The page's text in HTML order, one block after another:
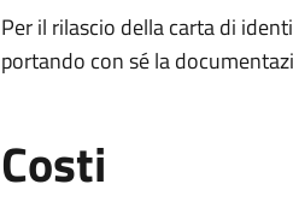
Per il rilascio della carta di
portando con sé la
Costi